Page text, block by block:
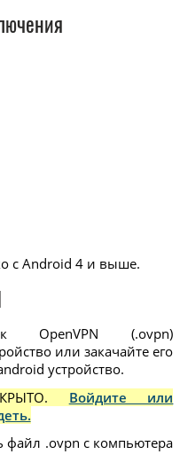
с Android 4 и выше.
OpenVPN (.ovpn)
или закачайте его
устройство.
Войдите или
файл .ovpn с компьютера